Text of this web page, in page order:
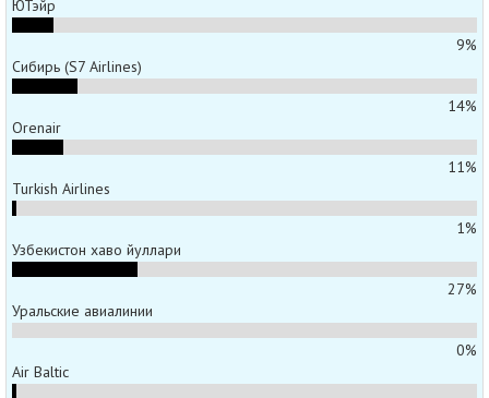
ЮТэйр
9%
Сибирь (S7 Airlines)
14%
Orenair
11%
Turkish Airlines
1%
Узбекистон хаво йуллари
27%
Уральские авиалинии
0%
Air Baltic